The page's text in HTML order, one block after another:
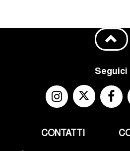
Seguici
CONTATTI